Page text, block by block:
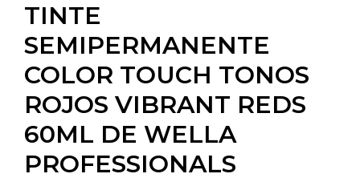
TINTE
SEMIPERMANENTE
COLOR TOUCH TONOS
ROJOS VIBRANT REDS
60ML DE WELLA
PROFESSIONALS